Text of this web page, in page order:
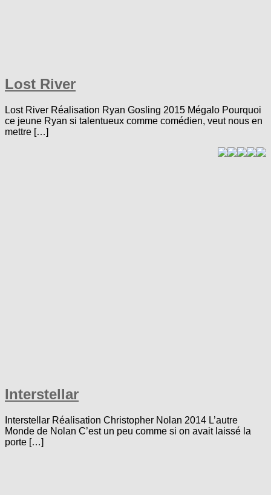
Lost River
Lost River Réalisation Ryan Gosling 2015 Mégalo Pourquoi
ce jeune Ryan si talentueux comme comédien, veut nous en
mettre […]
Interstellar
Interstellar Réalisation Christopher Nolan 2014 L’autre
Monde de Nolan C’est un peu comme si on avait laissé la
porte […]